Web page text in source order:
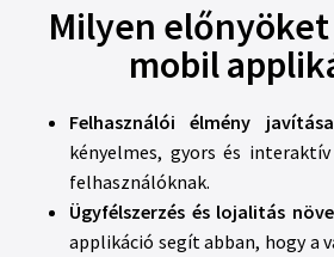
Milyen
mobil
Felhasználói élmény javítása
kényelmes, gyors és
felhasználóknak.
Ügyfélszerzés és lojalitás
applikáció segít abban, hogy a